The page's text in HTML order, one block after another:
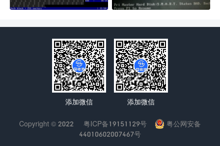
添加微信 添加微信
Copyright © 2022 粤ICP备19151129号
粤公网安备
44010602007467号